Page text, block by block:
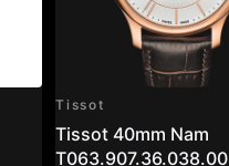
Tissot
Tissot 40mm Nam
T063.907.36.038.00